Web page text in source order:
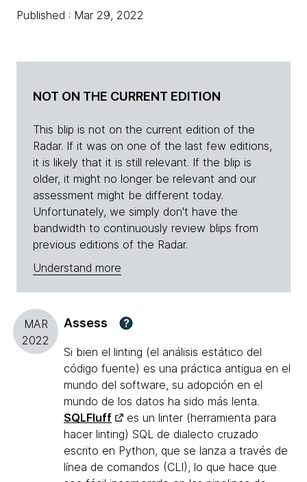
Published : Mar 29, 2022
NOT ON THE CURRENT EDITION
This blip is not on the current edition of the
Radar. If it was on one of the last few editions,
it is likely that it is still relevant. If the blip is
older, it might no longer be relevant and our
assessment might be different today.
Unfortunately, we simply don't have the
bandwidth to continuously review blips from
previous editions of the Radar.
Understand more
MAR
2022
Assess ?
Si bien el linting (el análisis estático del
código fuente) es una práctica antigua en el
mundo del software, su adopción en el
mundo de los datos ha sido más lenta.
SQLFluff
es un linter (herramienta para
hacer linting) SQL de dialecto cruzado
escrito en Python, que se lanza a través de
línea de comandos (CLI), lo que hace que